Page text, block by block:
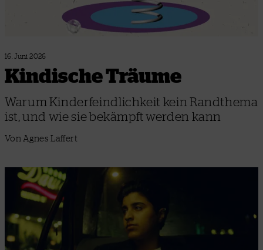
16. Juni 2026
Kindische Träume
Warum Kinderfeindlichkeit kein Randthema
ist, und wie sie bekämpft werden kann
Von Agnes Laffert